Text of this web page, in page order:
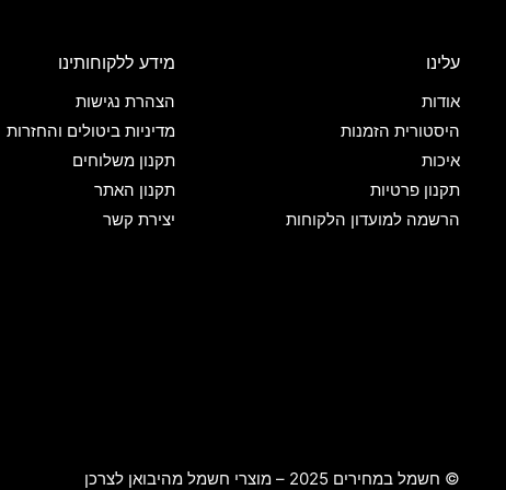
עלינו
אודות
היסטורית הזמנות
איכות
תקנון פרטיות
הרשמה למועדון הלקוחות
מידע ללקוחותינו
הצהרת נגישות
מדיניות ביטולים והחזרות
תקנון משלוחים
תקנון האתר
יצירת קשר
© חשמל במחירים 2025 – מוצרי חשמל מהיבואן לצרכן